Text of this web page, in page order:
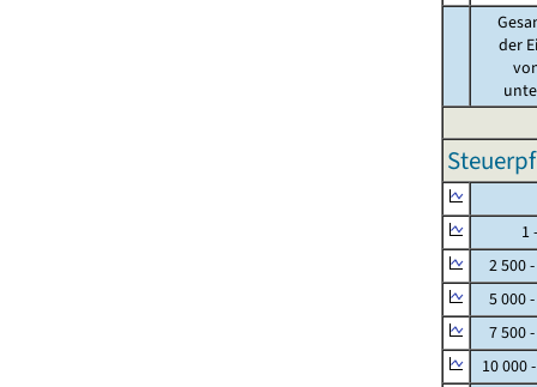
der
1 -
2 500
5 000
7 500
10 000